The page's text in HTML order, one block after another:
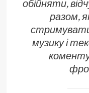
обійняти,
разом,
стримувати
музику і